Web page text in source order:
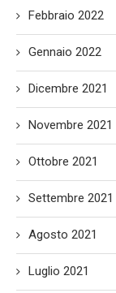
Febbraio 2022
Gennaio 2022
Dicembre 2021
Novembre 2021
Ottobre 2021
Settembre 2021
Agosto 2021
Luglio 2021